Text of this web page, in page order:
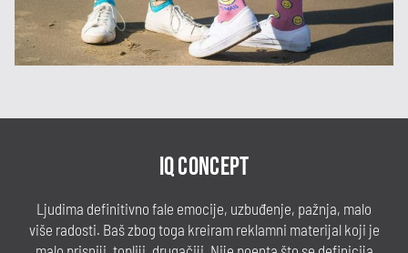
IQ CONCEPT
Ljudima definitivno fale emocije, uzbuđenje, pažnja, malo
više radosti. Baš zbog toga kreiram reklamni materijal koji je